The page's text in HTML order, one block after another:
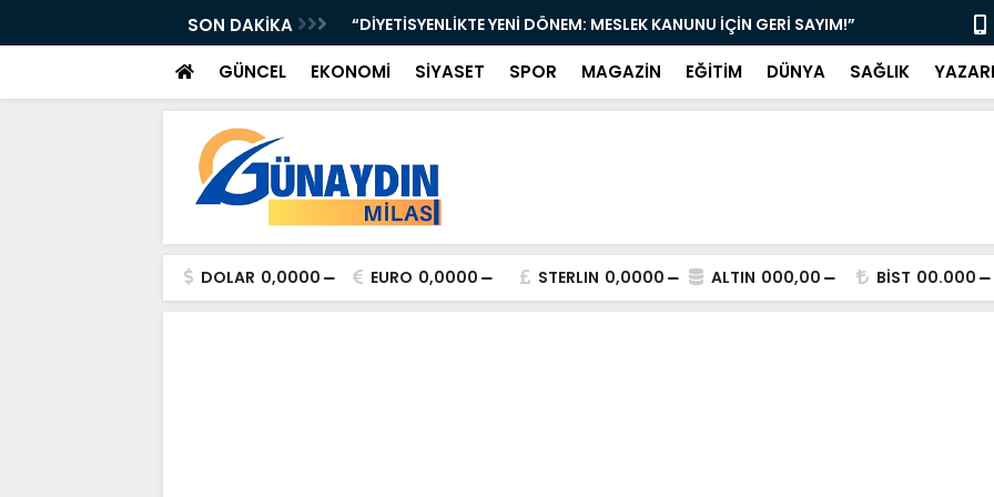
SON DAKİKA
Çocuklarımızın Geleceği” “DİYETİSYENLİKTE YENİ DÖNEM: MESLEK KANUNU İÇİN GERİ SAYIM!”
GÜNCEL EKONOMİ SİYASET SPOR MAGAZİN EĞİTİM DÜNYA SAĞLIK
DOLAR 0,0000 EURO 0,0000 STERLIN 0,0000 ALTIN 000,00 BİST 00.000